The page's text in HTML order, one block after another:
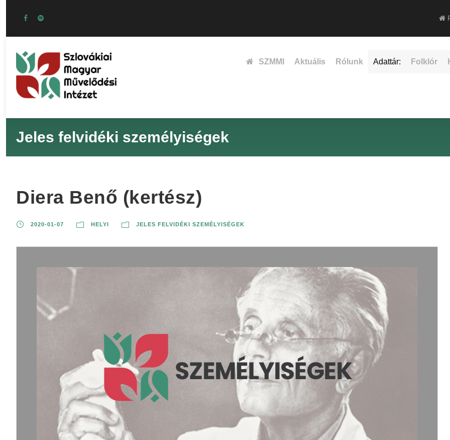
SZMMI Aktuális Rólunk Adattár: Folklór
Jeles felvidéki személyiségek
Diera Benő (kertész)
2020-01-07 HELYI JELES FELVIDÉKI SZEMÉLYISÉGEK